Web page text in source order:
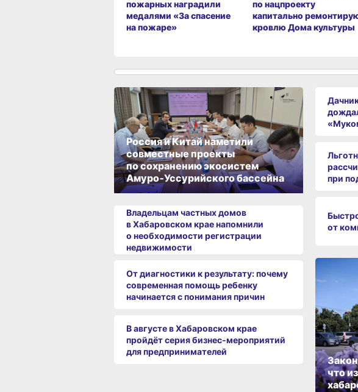
пожарных наградили
медалями «За спасение
на пожаре»
по нацпроекту
капитально
кровлю Дома культуры
Россия и Китай наметили
совместные проекты
по сохранению экосистем
Амуро‑Уссурийского бассейна
Владельцам частных домов
в Хабаровском крае напомнили
о необходимости регистрации
недвижимости
От диагностики к результату: почему
современная помощь ребенку
начинается с понимания причин
В августе в Хабаровском крае
пройдёт серия бизнес‑мероприятий
для предпринимателей
при
от
что